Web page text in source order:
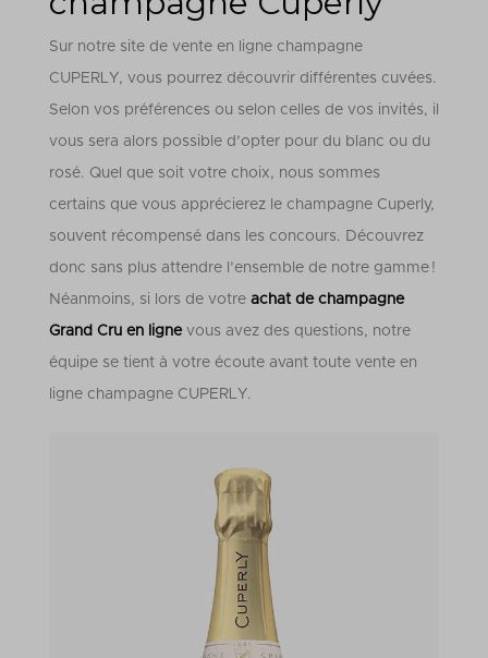
Sur notre site de vente en ligne champagne
CUPERLY, vous pourrez découvrir différentes cuvées.
Selon vos préférences ou selon celles de vos invités, il
vous sera alors possible d’opter pour du blanc ou du
rosé. Quel que soit votre choix, nous sommes
certains que vous apprécierez le champagne Cuperly,
souvent récompensé dans les concours. Découvrez
donc sans plus attendre l’ensemble de notre gamme !
Néanmoins, si lors de votre achat de champagne
Grand Cru en lignevous avez des questions, notre
équipe se tient à votre écoute avant toute vente en
ligne champagne CUPERLY.